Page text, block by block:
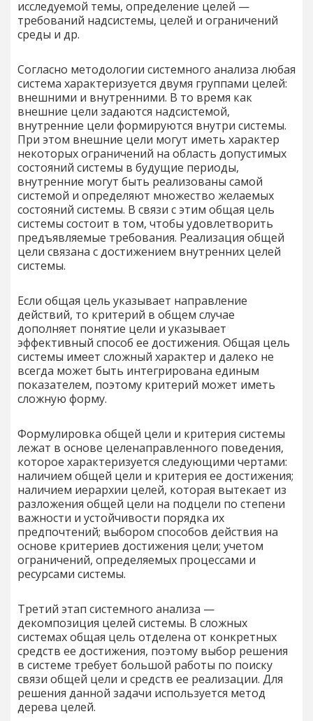
исследуемой темы, определение целей —
требований надсистемы, целей и ограничений
среды и др.
Согласно методологии системного анализа любая
система характеризуется двумя группами целей:
внешними и внутренними. В то время как
внешние цели задаются надсистемой,
внутренние цели формируются внутри системы.
При этом внешние цели могут иметь характер
некоторых ограничений на область допустимых
состояний системы в будущие периоды,
внутренние могут быть реализованы самой
системой и определяют множество желаемых
состояний системы. В связи с этим общая цель
системы состоит в том, чтобы удовлетворить
предъявляемые требования. Реализация общей
цели связана с достижением внутренних целей
системы.
Если общая цель указывает направление
действий, то критерий в общем случае
дополняет понятие цели и указывает
эффективный способ ее достижения. Общая цель
системы имеет сложный характер и далеко не
всегда может быть интегрирована единым
показателем, поэтому критерий может иметь
сложную форму.
Формулировка общей цели и критерия системы
лежат в основе целенаправленного поведения,
которое характеризуется следующими чертами:
наличием общей цели и критерия ее достижения;
наличием иерархии целей, которая вытекает из
разложения общей цели на подцели по степени
важности и устойчивости порядка их
предпочтений; выбором способов действия на
основе критериев достижения цели; учетом
ограничений, определяемых процессами и
ресурсами системы.
Третий этап системного анализа —
декомпозиция целей системы. В сложных
системах общая цель отделена от конкретных
средств ее достижения, поэтому выбор решения
в системе требует большой работы по поиску
связи общей цели и средств ее реализации. Для
решения данной задачи используется метод
дерева целей.